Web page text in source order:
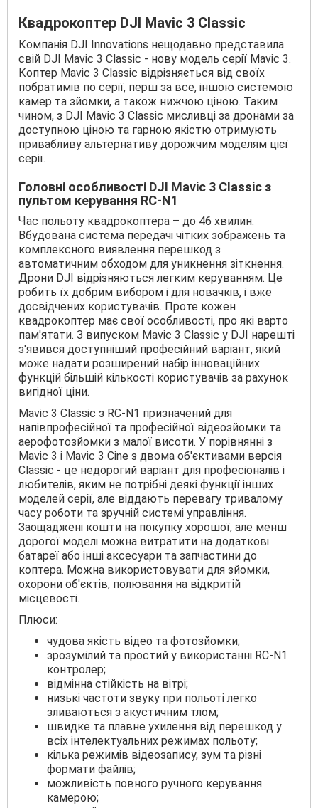
Квадрокоптер DJI Mavic 3 Classic
Компанія DJI Innovations нещодавно представила
свій DJI Mavic 3 Classic - нову модель серії Mavic 3.
Коптер Mavic 3 Classic відрізняється від своїх
побратимів по серії, перш за все, іншою системою
камер та зйомки, а також нижчою ціною. Таким
чином, з DJI Mavic 3 Classic мисливці за дронами за
доступною ціною та гарною якістю отримують
привабливу альтернативу дорожчим моделям цієї
серії.
Головні особливості DJI Mavic 3 Classic з
пультом керування RC-N1
Час польоту квадрокоптера – до 46 хвилин.
Вбудована система передачі чітких зображень та
комплексного виявлення перешкод з
автоматичним обходом для уникнення зіткнення.
Дрони DJI відрізняються легким керуванням. Це
робить їх добрим вибором і для новачків, і вже
досвідчених користувачів. Проте кожен
квадрокоптер має свої особливості, про які варто
пам'ятати. З випуском Mavic 3 Classic у DJI нарешті
з'явився доступніший професійний варіант, який
може надати розширений набір інноваційних
функцій більшій кількості користувачів за рахунок
вигідної ціни.
Mavic 3 Classic з RC-N1 призначений для
напівпрофесійної та професійної відеозйомки та
аерофотозйомки з малої висоти. У порівнянні з
Mavic 3 і Mavic 3 Cine з двома об'єктивами версія
Classic - це недорогий варіант для професіоналів і
любителів, яким не потрібні деякі функції інших
моделей серії, але віддають перевагу тривалому
часу роботи та зручній системі управління.
Заощаджені кошти на покупку хорошої, але менш
дорогої моделі можна витратити на додаткові
батареї або інші аксесуари та запчастини до
коптера. Можна використовувати для зйомки,
охорони об'єктів, полювання на відкритій
місцевості.
Плюси:
чудова якість відео та фотозйомки;
зрозумілий та простий у використанні RC-N1
контролер;
відмінна стійкість на вітрі;
низькі частоти звуку при польоті легко
зливаються з акустичним тлом;
швидке та плавне ухилення від перешкод у
всіх інтелектуальних режимах польоту;
кілька режимів відеозапису, зум та різні
формати файлів;
можливість повного ручного керування
камерою;